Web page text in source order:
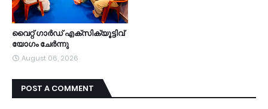
വൈറ്റ് ഗാർഡ് എക്സിക്യൂട്ടിവ്
യോഗം ചേർന്നു
August 06, 2026
POST A COMMENT